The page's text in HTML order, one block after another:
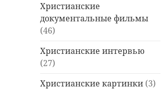
Христианские
документальные фильмы
(46)
Христианские интервью
(27)
Христианские картинки (3)